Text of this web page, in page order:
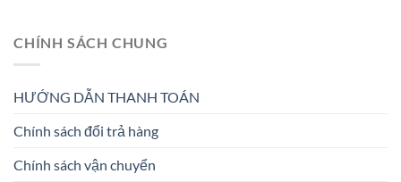
CHÍNH SÁCH CHUNG
HƯỚNG DẪN THANH TOÁN
Chính sách đổi trả hàng
Chính sách vận chuyển